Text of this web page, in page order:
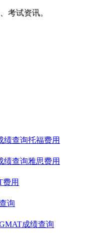
考试资讯。
绩查询托福费用
绩查询雅思费用
费用
询
成绩查询